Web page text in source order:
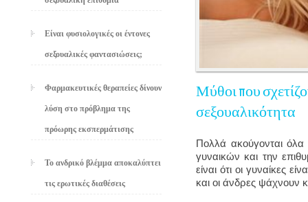
Είναι φυσιολογικές οι έντονες
σεξουαλικές φαντασιώσεις;
Φαρμακευτικές θεραπείες δίνουν
λύση στο πρόβλημα της
πρόωρης εκσπερμάτισης
Το ανδρικό βλέμμα αποκαλύπτει
τις ερωτικές διαθέσεις
Μύθοι που
σεξουαλικότητα
Πολλά ακούγονται όλα
γυναικών και την
είναι ότι οι γυναίκες
και οι άνδρες ψάχνουν